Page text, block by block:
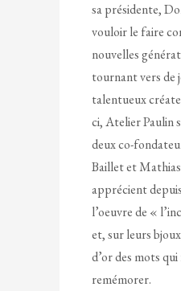
sa présidente,
vouloir le faire
nouvelles
tournant vers de
talentueux
ci, Atelier Paulin
deux co-
Baillet et
apprécient
l’oeuvre de «
et, sur leurs
d’or des mots
remémorer.